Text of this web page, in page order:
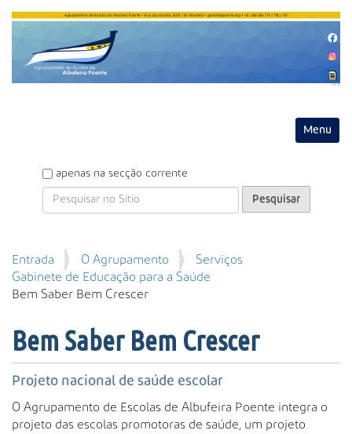
Toggle
P
e
i
s
a
apenas na secção corrente
P
e
s
a
v
a
Entrada O Agrupamento
Serviços
Gabinete de Educação para a Saúde
Bem Saber Bem Crescer
Bem Saber Bem Crescer
Projeto nacional de saúde escolar
O Agrupamento de Escolas de Albufeira Poente integra o
projeto das escolas promotoras de saúde, um projeto